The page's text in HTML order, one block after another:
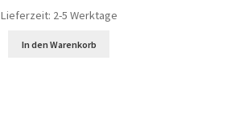
Lieferzeit: 2-5 Werktage
In den Warenkorb